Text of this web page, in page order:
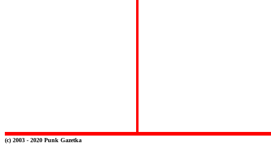
(c) 2003 - 2020 Punk Gazetka